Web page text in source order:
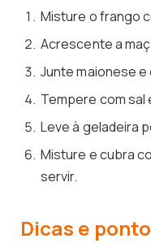
Misture o frango
Acrescente a
Junte maionese
Tempere com
Leve à geladeira
Misture e cubra
servir.
Dicas e